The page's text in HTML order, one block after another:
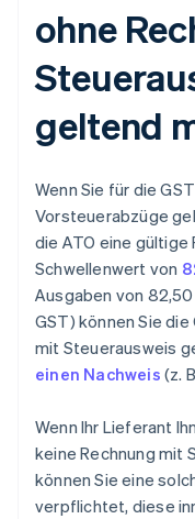
ohne
geltend
Wenn Sie für die
Vorsteuerabzüge
die ATO eine gültige
Schwellenwert von
Ausgaben von
GST) können Sie
mit Steuerausweis
einen Nachweis (z.
Wenn Ihr Lieferant
keine Rechnung mit
können Sie eine
verpflichtet, diese